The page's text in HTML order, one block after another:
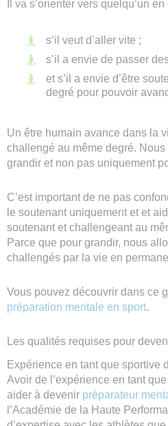
Il va s’orienter vers quelqu’un
s’il veut d’aller vite ;
s’il a envie de passer
et s’il a envie d’être
degré pour pouvoir
Un être humain avance dans la
challengé au même degré.
grandir et non pas uniquement
C’est important de ne pas
le soutenant uniquement et et
soutenant et challengeant au
Parce que pour grandir, nous
challengés par la vie en
Vous pouvez découvrir dans ce
préparation mentale en sport.
Les qualités requises pour
Expérience en tant que sportive
Avoir de l’expérience en tant
aider à devenir préparateur
l’Académie de la Haute